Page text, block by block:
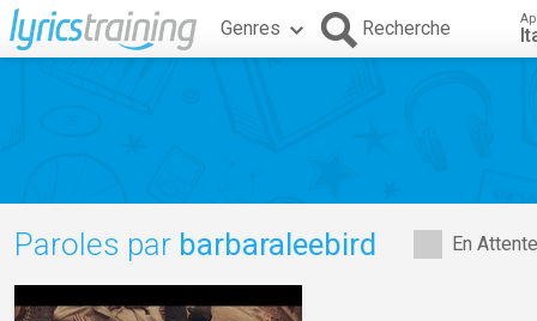
Genres Recherche
En
Paroles par barbaraleebird